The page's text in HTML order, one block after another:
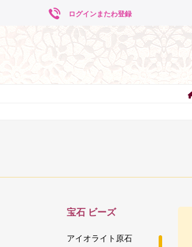
ログインまたわ登録
宝石 ビーズ
アイオライト原石